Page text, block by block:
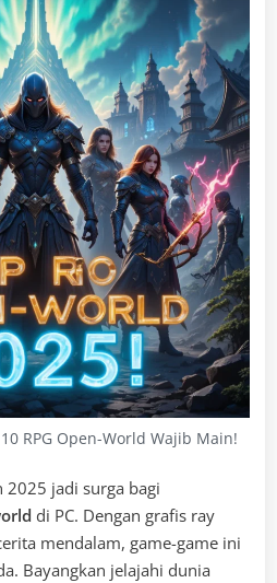
RPG Open-World Wajib Main!
2025 jadi surga bagi
di PC. Dengan grafis ray
mendalam, game-game ini
Bayangkan jelajahi dunia